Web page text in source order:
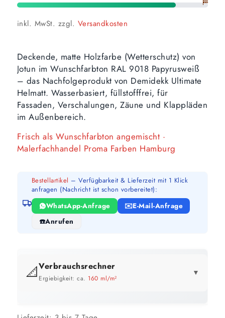
inkl. MwSt. zzgl. Versandkosten
Deckende, matte Holzfarbe (Wetterschutz) von
Jotun im Wunschfarbton RAL 9018 Papyrusweiß
– das Nachfolgeprodukt von Demidekk Ultimate
Helmatt. Wasserbasiert, füllstofffrei, für
Fassaden, Verschalungen, Zäune und Klappläden
im Außenbereich.
Frisch als Wunschfarbton angemischt ·
Malerfachhandel Proma Farben Hamburg
Bestellartikel – Verfügbarkeit & Lieferzeit mit 1 Klick
anfragen (Nachricht ist schon vorbereitet):
WhatsApp-Anfrage
E-Mail-Anfrage
Anrufen
📐Verbrauchsrechner
Ergiebigkeit: ca. 160 ml/m²
▼